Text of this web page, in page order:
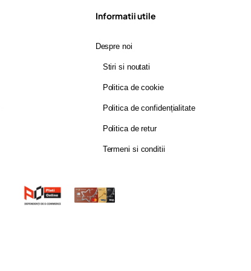
Informatii utile
Despre noi
Stiri si noutati
Politica de cookie
Politica de confidențialitate
Politica de retur
Termeni si conditii